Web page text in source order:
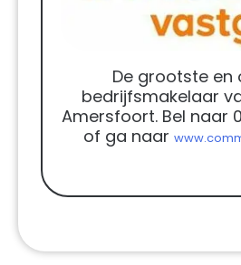
De grootste en
bedrijfsmakelaar
Amersfoort. Bel naar
of ga naar